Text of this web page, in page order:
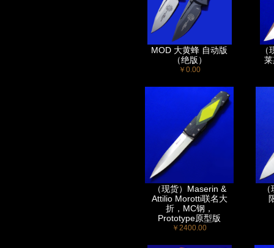
MOD 大黄蜂 自动版
（绝版）
￥0.00
（现货）Maserin &
Attilio Morotti联名大
折，MC钢，
Prototype原型版
￥2400.00